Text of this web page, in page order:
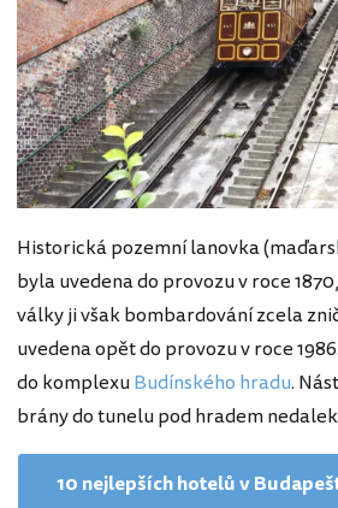
Historická pozemní lanovka
byla uvedena do provozu v roce
války ji však bombardování zcela
uvedena opět do provozu v roce
do komplexuBudínského hradu.
brány do tunelu pod hradem
10 nejlepších hotelů v